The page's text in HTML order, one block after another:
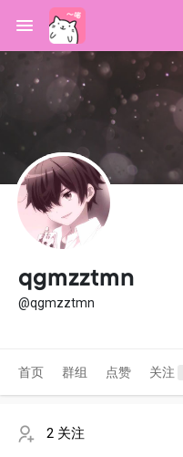
qgmzztmn
@qgmzztmn
首页 群组 点赞 关注
2 关注